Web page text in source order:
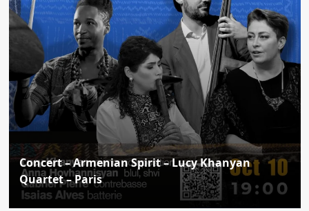
Concert – Armenian Spirit – Lucy Khanyan
Quartet – Paris